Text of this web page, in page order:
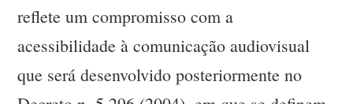
reflete um compromisso com a
acessibilidade à comunicação audiovisual
que será desenvolvido posteriormente no